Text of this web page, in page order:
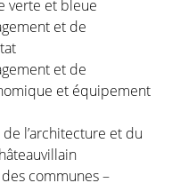
verte et bleue
et de
et de
et équipement
l’architecture et du
communes –